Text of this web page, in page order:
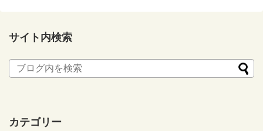
サイト内検索
カテゴリー